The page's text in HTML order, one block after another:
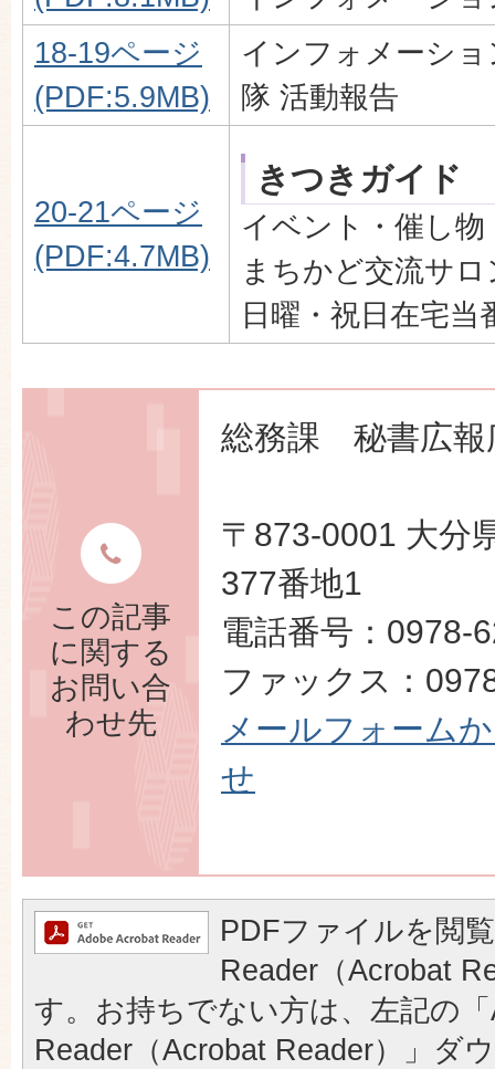
18-19ページ
(PDF:5.9MB)
インフォメーシ
隊 活動報告
20-21ページ
(PDF:4.7MB)
きつきガイド
イベント・催し物
まちかど交流サ
日曜・祝日在宅当
この記事
に関する
お問い合
わせ先
総務課 秘書広報
〒873-0001 大分
377番地1
電話番号：0978-
ファックス：
メールフォーム
せ
PDFファイルを閲
Reader（Acrobat
す。お持ちでない方は、左記の
Reader（Acrobat Reader）」ダ